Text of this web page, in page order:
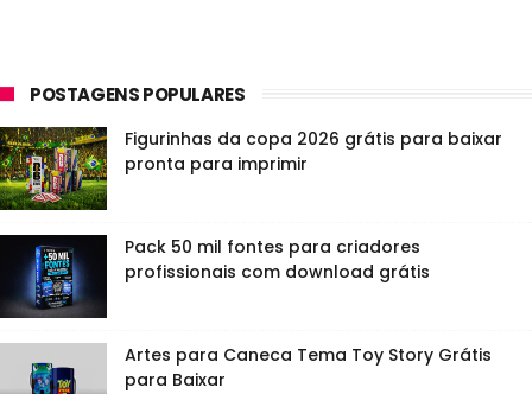
POSTAGENS POPULARES
Figurinhas da copa 2026 grátis para baixar
pronta para imprimir
Pack 50 mil fontes para criadores
profissionais com download grátis
Artes para Caneca Tema Toy Story Grátis
para Baixar